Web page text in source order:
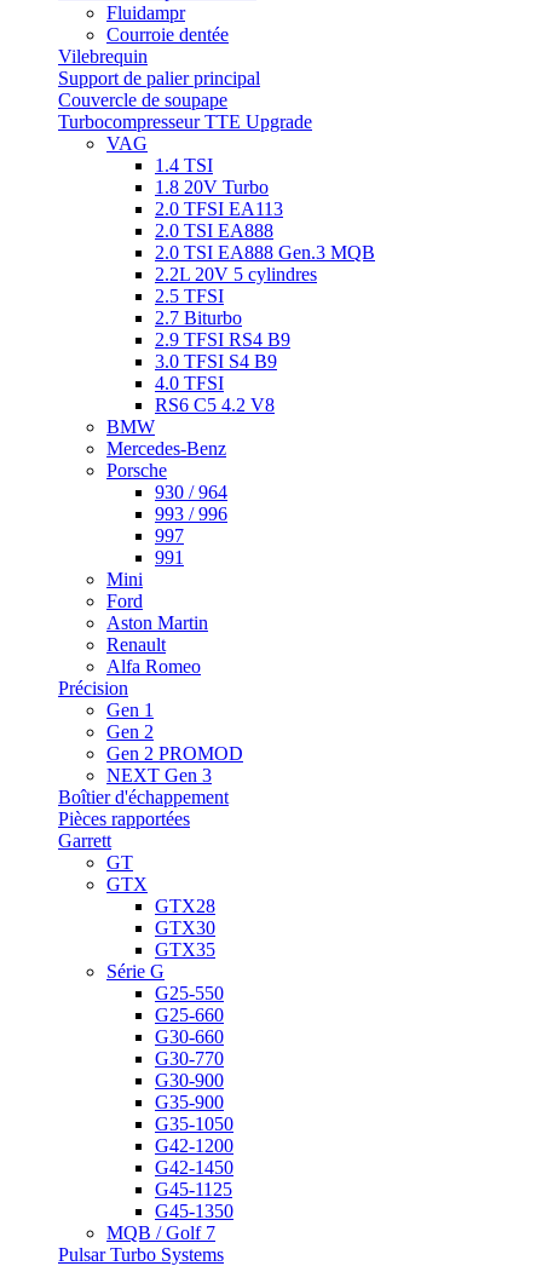
Fluidampr
Courroie dentée
Vilebrequin
Support de palier principal
Couvercle de soupape
Turbocompresseur TTE Upgrade
VAG
1.4 TSI
1.8 20V Turbo
2.0 TFSI EA113
2.0 TSI EA888
2.0 TSI EA888 Gen.3 MQB
2.2L 20V 5 cylindres
2.5 TFSI
2.7 Biturbo
2.9 TFSI RS4 B9
3.0 TFSI S4 B9
4.0 TFSI
RS6 C5 4.2 V8
BMW
Mercedes-Benz
Porsche
930 / 964
993 / 996
997
991
Mini
Ford
Aston Martin
Renault
Alfa Romeo
Précision
Gen 1
Gen 2
Gen 2 PROMOD
NEXT Gen 3
Boîtier d'échappement
Pièces rapportées
Garrett
GT
GTX
GTX28
GTX30
GTX35
Série G
G25-550
G25-660
G30-660
G30-770
G30-900
G35-900
G35-1050
G42-1200
G42-1450
G45-1125
G45-1350
MQB / Golf 7
Pulsar Turbo Systems